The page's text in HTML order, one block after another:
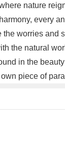
nature
every
worries
the natural
in the
piece of